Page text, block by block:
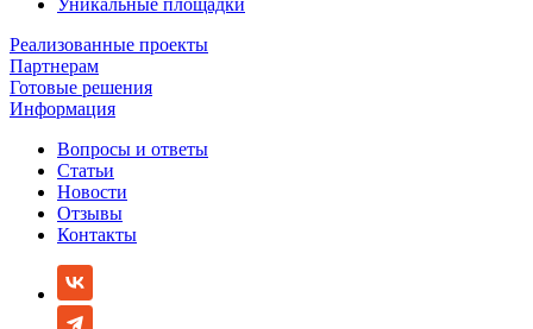
Уникальные площадки
Реализованные проекты
Партнерам
Готовые решения
Информация
Вопросы и ответы
Статьи
Новости
Отзывы
Контакты